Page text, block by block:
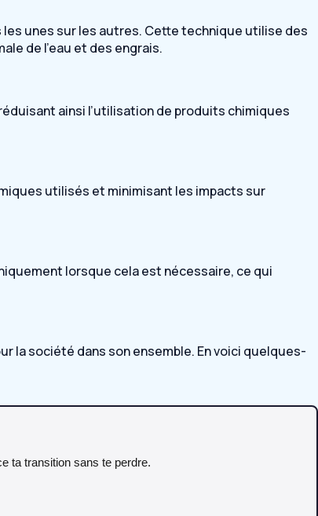
unes sur les autres. Cette technique utilise des
de l’eau et des engrais.
ainsi l’utilisation de produits chimiques
utilisés et minimisant les impacts sur
lorsque cela est nécessaire, ce qui
la société dans son ensemble. En voici quelques-
ta transition sans te perdre.